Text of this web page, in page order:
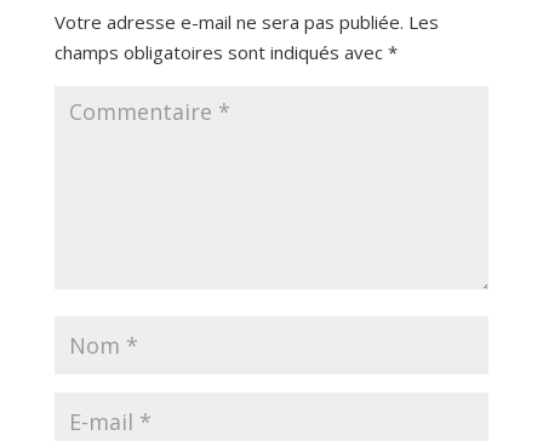
Votre adresse e-mail ne sera pas publiée. Les
champs obligatoires sont indiqués avec *